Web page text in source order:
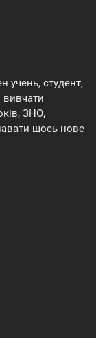
учень, студент,
вивчати
ЗНО,
щось нове